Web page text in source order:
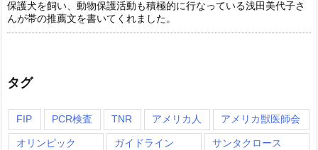
保護犬を飼い、動物保護活動も積極的に行なっている浅田美代子さ
んが帯の推薦文を書いてくれました。
タグ
FIP PCR検査 TNR アメリカ人 アメリカ獣医師会
オリンピック ガイドライン サンタクロース